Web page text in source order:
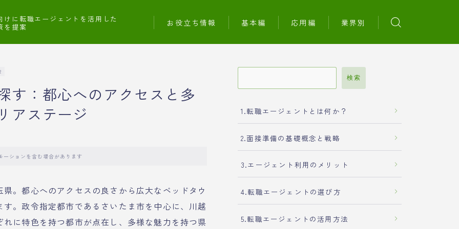
けに転職エージェントを活用した
を提案
お役立ち情報 基本編 応用編 業界別
す：都心へのアクセスと多
アステージ
ーションを含む場合があります
。都心へのアクセスの良さから広大なベッドタウ
。政令指定都市であるさいたま市を中心に、川越
に特色を持つ都市が点在し、多様な魅力を持つ県
検索
1.転職エージェントとは何か？
2.面接準備の基礎概念と戦略
3.エージェント利用のメリット
4.転職エージェントの選び方
5.転職エージェントの活用方法